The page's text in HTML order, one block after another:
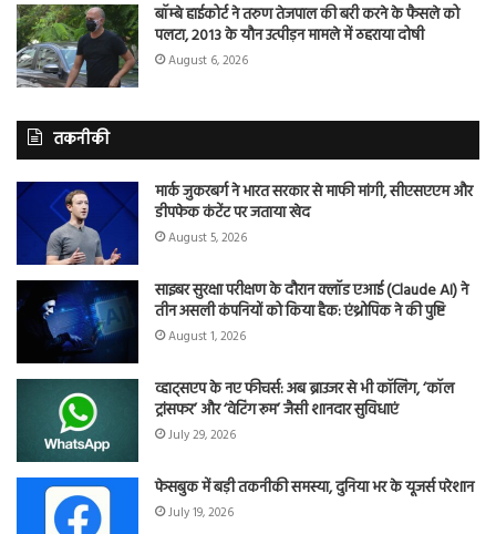
बॉम्बे हाईकोर्ट ने तरुण तेजपाल की बरी करने के फैसले को
पलटा, 2013 के यौन उत्पीड़न मामले में ठहराया दोषी
August 6, 2026
तकनीकी
मार्क जुकरबर्ग ने भारत सरकार से माफी मांगी, सीएसएएम और
डीपफेक कंटेंट पर जताया खेद
August 5, 2026
साइबर सुरक्षा परीक्षण के दौरान क्लॉड एआई (Claude AI) ने
तीन असली कंपनियों को किया हैक: एंथ्रोपिक ने की पुष्टि
August 1, 2026
व्हाट्सएप के नए फीचर्स: अब ब्राउजर से भी कॉलिंग, ‘कॉल
ट्रांसफर’ और ‘वेटिंग रूम’ जैसी शानदार सुविधाएं
July 29, 2026
फेसबुक में बड़ी तकनीकी समस्या, दुनिया भर के यूजर्स परेशान
July 19, 2026